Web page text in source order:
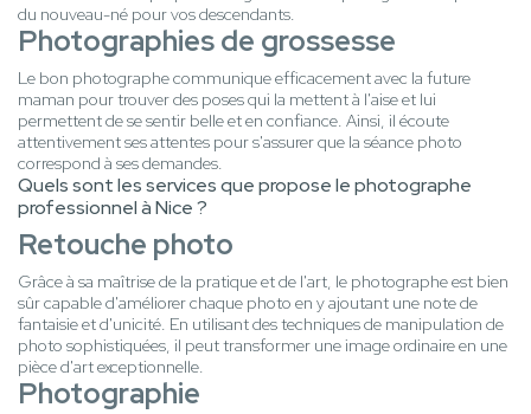
du nouveau-né pour vos descendants.
Photographies de grossesse
Le bon photographe communique efficacement avec la future
maman pour trouver des poses qui la mettent à l'aise et lui
permettent de se sentir belle et en confiance. Ainsi, il écoute
attentivement ses attentes pour s'assurer que la séance photo
correspond à ses demandes.
Quels sont les services que propose le photographe
professionnel à Nice ?
Retouche photo
Grâce à sa maîtrise de la pratique et de l'art, le photographe est bien
sûr capable d'améliorer chaque photo en y ajoutant une note de
fantaisie et d'unicité. En utilisant des techniques de manipulation de
photo sophistiquées, il peut transformer une image ordinaire en une
pièce d'art exceptionnelle.
Photographie